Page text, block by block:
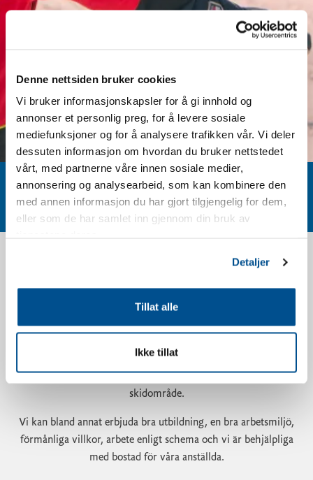
Denne nettsiden bruker cookies
Vi bruker informasjonskapsler for å gi innhold og
annonser et personlig preg, for å levere sosiale
mediefunksjoner og for å analysere trafikken vår. Vi deler
dessuten informasjon om hvordan du bruker nettstedet
vårt, med partnerne våre innen sosiale medier,
annonsering og analysearbeid, som kan kombinere den
med annen informasjon du har gjort tilgjengelig for dem,
eller som de har samlet inn gjennom din bruk av
Detaljer
Tillat alle
Ikke tillat
Boende Paket Skipass Aktiviteter
LEDIGA TJÄNSTER
Har du lust att bli en del av Norefjell Skidcenter? Vi letar efter
dig som är intresserad av att arbeta under hela säsongen
(november till april) och dig som önskar arbeta på helger och
förvänta dig att arbeta mycket, medan det är lugnare under
andra perioder, vilket ger dig tid att njuta av vårt fantastiska
skidområde.
Vi kan bland annat erbjuda bra utbildning, en bra arbetsmiljö,
förmånliga villkor, arbete enligt schema och vi är behjälpliga
med bostad för våra anställda.